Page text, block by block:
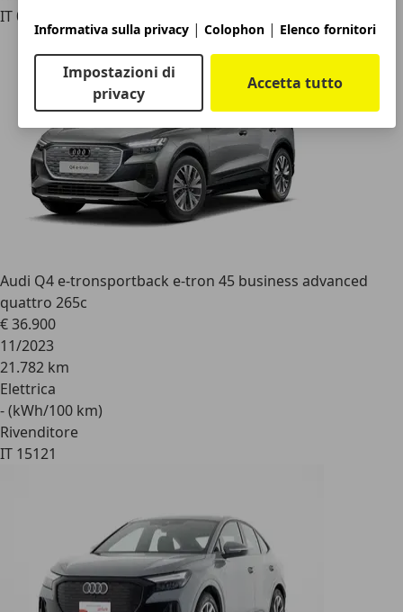
Informativa sulla privacy | Colophon | Elenco fornitori
Impostazioni di
privacy
Accetta tutto
IT 00178
Audi Q4 e-tronsportback e-tron 45 business advanced
quattro 265c
€ 36.900
11/2023
21.782 km
Elettrica
- (kWh/100 km)
Rivenditore
IT 15121